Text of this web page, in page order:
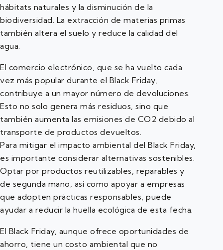
hábitats naturales y la disminución de la
biodiversidad. La extracción de materias primas
también altera el suelo y reduce la calidad del
agua.
El comercio electrónico, que se ha vuelto cada
vez más popular durante el Black Friday,
contribuye a un mayor número de devoluciones.
Esto no solo genera más residuos, sino que
también aumenta las emisiones de CO2 debido al
transporte de productos devueltos.
Para mitigar el impacto ambiental del Black Friday,
es importante considerar alternativas sostenibles.
Optar por productos reutilizables, reparables y
de segunda mano, así como apoyar a empresas
que adopten prácticas responsables, puede
ayudar a reducir la huella ecológica de esta fecha.
El Black Friday, aunque ofrece oportunidades de
ahorro, tiene un costo ambiental que no